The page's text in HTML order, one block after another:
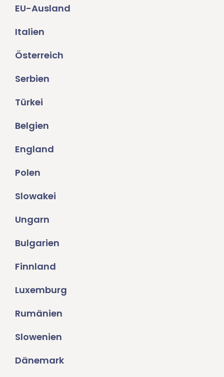
EU-Ausland
Italien
Österreich
Serbien
Türkei
Belgien
England
Polen
Slowakei
Ungarn
Bulgarien
Finnland
Luxemburg
Rumänien
Slowenien
Dänemark